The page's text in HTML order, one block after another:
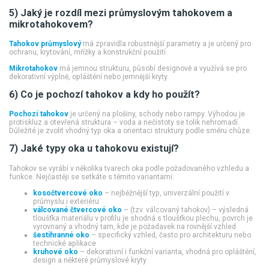
5) Jaký je rozdíl mezi průmyslovým tahokovem a
mikrotahokovem?
Tahokov průmyslovýmá zpravidla robustnější parametry a je určený pro
ochranu, krytování, mřížky a konstrukční použití.
Mikrotahokov má jemnou strukturu, působí designově a využívá se pro
dekorativní výplně, opláštění nebo jemnější kryty.
6) Co je pochozí tahokov a kdy ho použít?
Pochozí tahokov je určený na plošiny, schody nebo rampy. Výhodou je
protiskluz a otevřená struktura – voda a nečistoty se tolik nehromadí.
Důležité je zvolit vhodný typ oka a orientaci struktury podle směru chůze.
7) Jaké typy oka u tahokovu existují?
Tahokov se vyrábí v několika tvarech oka podle požadovaného vzhledu a
funkce. Nejčastěji se setkáte s těmito variantami:
kosočtvercové oko – nejběžnější typ, univerzální použití v
průmyslu i exteriéru
válcované čtvercové oko – (tzv. válcovaný tahokov) – výsledná
tloušťka materiálu v profilu je shodná s tloušťkou plechu, povrch je
vyrovnaný a vhodný tam, kde je požadavek na rovnější vzhled
šestihranné oko – specifický vzhled, často pro architekturu nebo
technické aplikace
kruhové oko – dekorativní i funkční varianta, vhodná pro opláštění,
design a některé průmyslové kryty